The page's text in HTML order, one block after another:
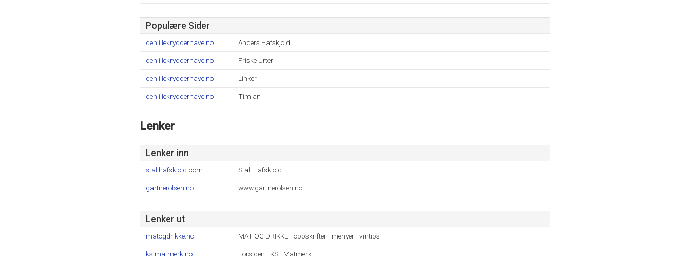
Populære Sider
denlillekrydderhave.no Anders Hafskjold
denlillekrydderhave.no Friske Urter
denlillekrydderhave.no Linker
denlillekrydderhave.no Timian
Lenker
Lenker inn
stallhafskjold.com Stall Hafskjold
gartnerolsen.no www.gartnerolsen.no
Lenker ut
matogdrikke.no MAT OG DRIKKE - oppskrifter - menyer - vintips
kslmatmerk.no Forsiden - KSL Matmerk